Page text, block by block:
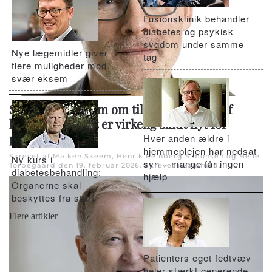
Sundhedsøkonom om tilbagetrækning af
lægemiddel: Det er virkelig skidt nyt for
patienterne
Skrevet af Maiken Skeem, Henrik Reinberg Simonsen og Helle
Torpegaard den 19. februar 2026 . Skrevet iSamfund .
Nye lægemidler giver
flere muligheder mod
svær eksem
Ny kurs i
diabetesbehandling:
Organerne skal
beskyttes fra start
Flere artikler
Fusionsklinik behandler
diabetes og psykisk
sygdom under samme
tag
Hver anden ældre i
hjemmeplejen har nedsat
syn – mange får ingen
hjælp
Patienters eget fedtvæv